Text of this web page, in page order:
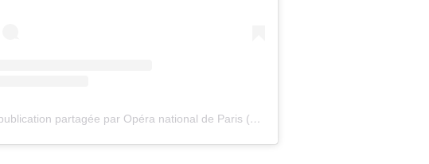
Une publication partagée par Opéra national de Paris (@operadeparis)